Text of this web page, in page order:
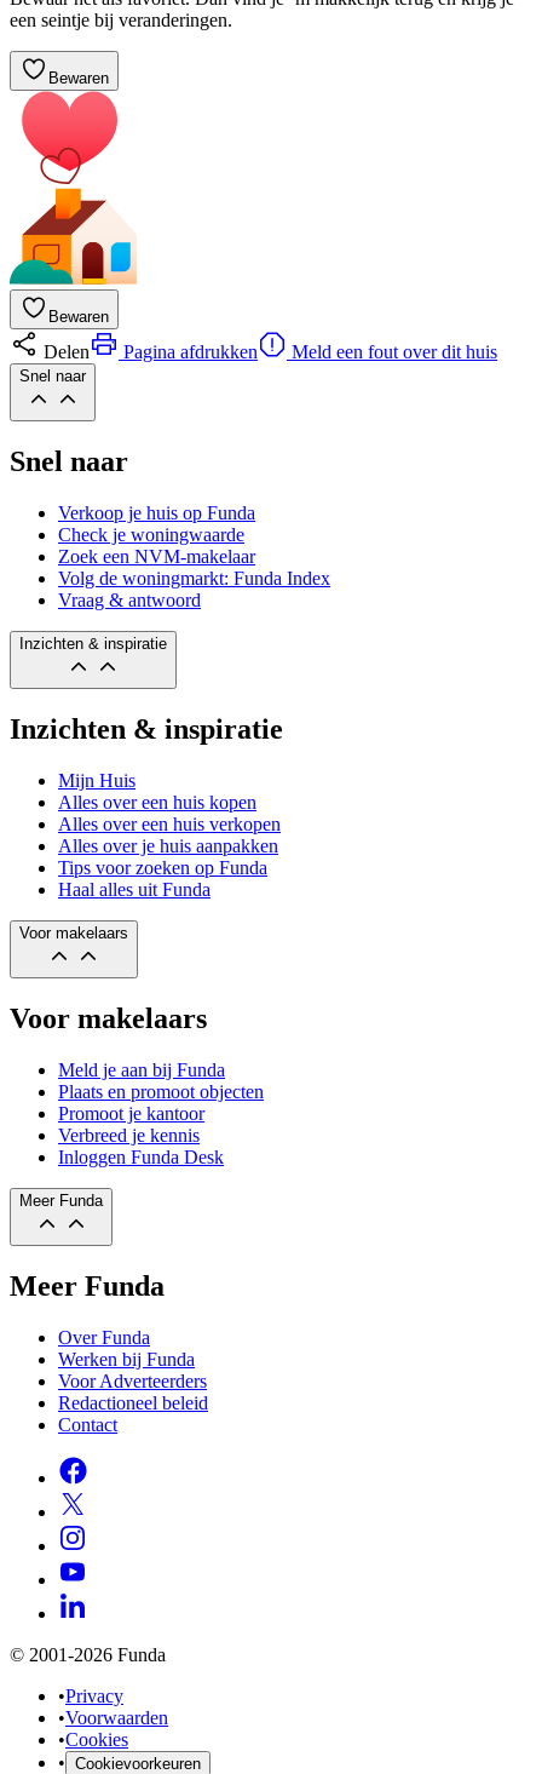
een seintje bij veranderingen.
Bewaren
Bewaren
Delen Pagina afdrukken Meld een fout over dit huis
Snel naar
Snel naar
Verkoop je huis op Funda
Check je woningwaarde
Zoek een NVM-makelaar
Volg de woningmarkt: Funda Index
Vraag & antwoord
Inzichten & inspiratie
Inzichten & inspiratie
Mijn Huis
Alles over een huis kopen
Alles over een huis verkopen
Alles over je huis aanpakken
Tips voor zoeken op Funda
Haal alles uit Funda
Voor makelaars
Voor makelaars
Meld je aan bij Funda
Plaats en promoot objecten
Promoot je kantoor
Verbreed je kennis
Inloggen Funda Desk
Meer Funda
Meer Funda
Over Funda
Werken bij Funda
Voor Adverteerders
Redactioneel beleid
Contact
© 2001-2026 Funda
•Privacy
•Voorwaarden
•Cookies
• Cookievoorkeuren